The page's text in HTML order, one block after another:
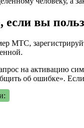
вы
МТС,
на активацию
об ошибке».